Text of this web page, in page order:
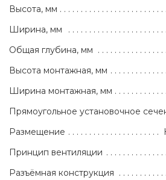
Высота, мм
Ширина, мм
Общая глубина, мм
Высота монтажная, мм
Ширина монтажная, мм
Прямоугольное установочное
Размещение
Принцип вентиляции
Разъёмная конструкция